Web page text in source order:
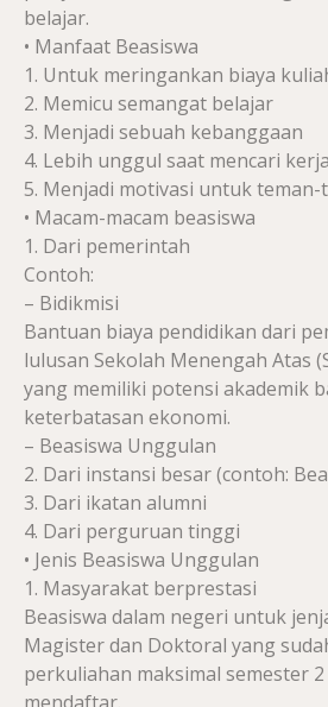
belajar.
• Manfaat Beasiswa
1. Untuk meringankan biaya
2. Memicu semangat belajar
3. Menjadi sebuah kebanggaan
4. Lebih unggul saat mencari kerja
5. Menjadi motivasi untuk teman-
• Macam-macam beasiswa
1. Dari pemerintah
Contoh:
– Bidikmisi
Bantuan biaya pendidikan dari
lulusan Sekolah Menengah Atas
yang memiliki potensi akademik
keterbatasan ekonomi.
– Beasiswa Unggulan
2. Dari instansi besar (contoh:
3. Dari ikatan alumni
4. Dari perguruan tinggi
• Jenis Beasiswa Unggulan
1. Masyarakat berprestasi
Beasiswa dalam negeri untuk
Magister dan Doktoral yang
perkuliahan maksimal semester